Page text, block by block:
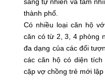
thành phố.
Có nhiều loại căn hộ
căn có từ 2, 3, 4 phòng
đa dạng của các đối
các căn hộ có diện
cặp vợ chồng trẻ mới lập